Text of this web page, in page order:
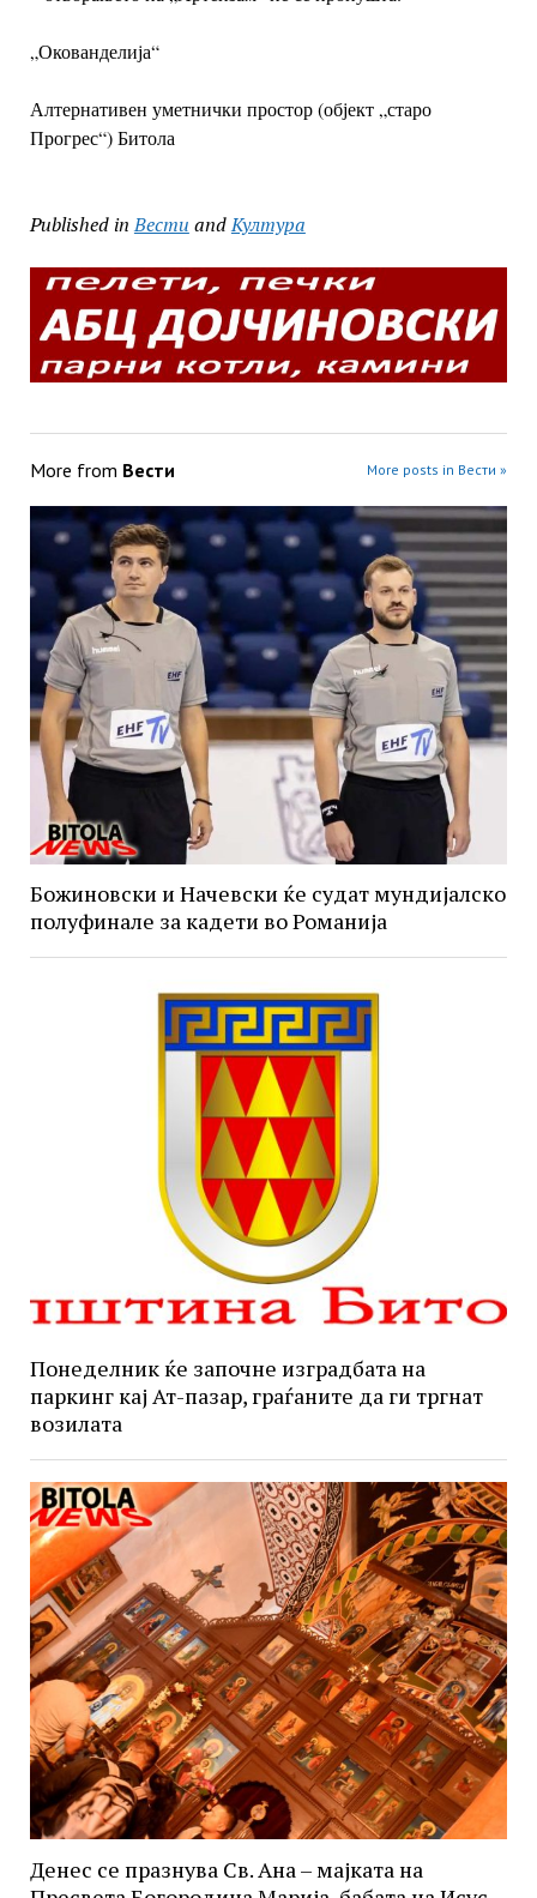
„Окованделија“
Алтернативен уметнички простор (објект „старо
Прогрес“)Битола
Published in Вести andКултура
More from Вести More posts in Вести »
Божиновски и Начевски ќе судат мундијалско
полуфинале за кадети во Романија
Понеделник ќе започне изградбата на
паркинг кај Ат-пазар, граѓаните да ги тргнат
возилата
Денес се празнува Св. Ана – мајката на